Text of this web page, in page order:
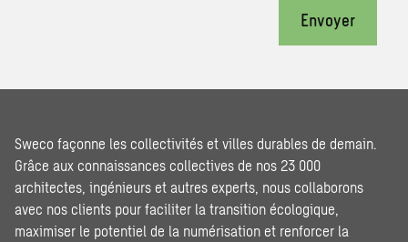
Envoyer
Sweco façonne les collectivités et villes durables de demain.
Grâce aux connaissances collectives de nos 23 000
architectes, ingénieurs et autres experts, nous collaborons
avec nos clients pour faciliter la transition écologique,
maximiser le potentiel de la numérisation et renforcer la